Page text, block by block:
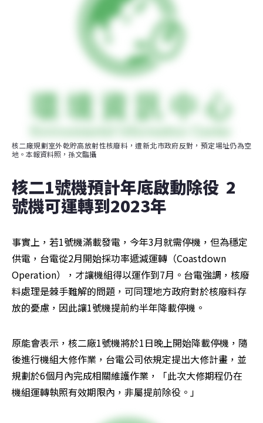
核二廠規劃室外乾貯高放射性核廢料，遭新北市政府反對，預定場址仍為空
地。本報資料照，孫文臨攝
核二1號機預計年底啟動除役  2
號機可運轉到2023年
事實上，若1號機滿載發電，今年3月就需停機，但為穩定
供電，台電從2月開始採功率遞減運轉（Coastdown
Operation），才讓機組得以運作到7月。台電強調，核廢
料處理是棘手難解的問題，可同理地方政府對於核廢料存
放的憂慮，因此讓1號機提前約半年降載停機。
原能會表示，核二廠1號機將於1日晚上開始降載停機，隨
後進行機組大修作業，台電公司依規定提出大修計畫，並
規劃於6個月內完成相關維護作業，「此次大修期程仍在
機組運轉執照有效期限內，非屬提前除役。」